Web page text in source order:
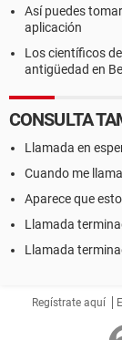
Así puedes
aplicación
Los científicos
antigüedad en
CONSULTA
Llamada en
Cuando me
Aparece que
Llamada
Llamada
Regístrate aquí